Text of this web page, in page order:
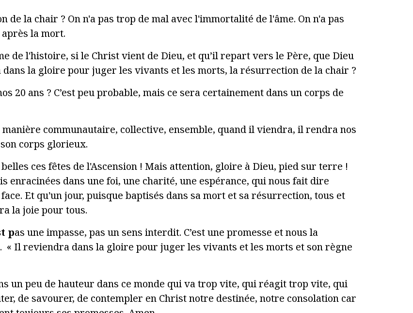
de la chair ? On n'a pas trop de mal avec l'immortalité de l'âme. On n'a pas
la mort.
de l'histoire, si le Christ vient de Dieu, et qu’il repart vers le Père, que Dieu
la gloire pour juger les vivants et les morts, la résurrection de la chair ?
20 ans ? C’est peu probable, mais ce sera certainement dans un corps de
manière communautaire, collective, ensemble, quand il viendra, il rendra nos
corps glorieux.
ces fêtes de l'Ascension ! Mais attention, gloire à Dieu, pied sur terre !
enracinées dans une foi, une charité, une espérance, qui nous fait dire
Et qu'un jour, puisque baptisés dans sa mort et sa résurrection, tous et
la joie pour tous.
pas une impasse, pas un sens interdit. C’est une promesse et nous la
« Il reviendra dans la gloire pour juger les vivants et les morts et son règne
un peu de hauteur dans ce monde qui va trop vite, qui réagit trop vite, qui
de savourer, de contempler en Christ notre destinée, notre consolation car